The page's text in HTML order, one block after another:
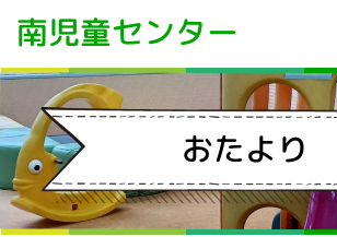
南児童センター
おたより